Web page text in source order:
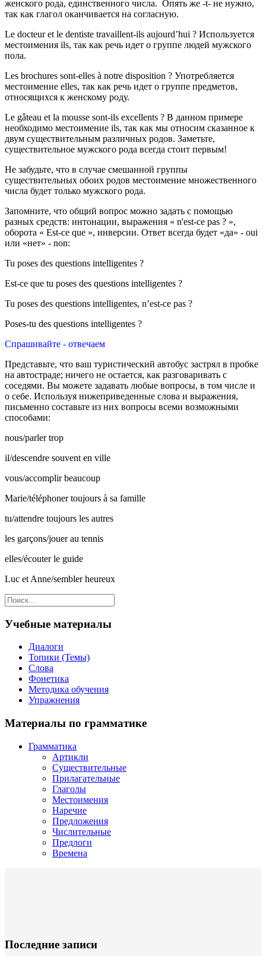
женского рода, единственного числа. Опять же -t- не нужно,
так как глагол оканчивается на согласную.
Le docteur et le dentiste travaillent-ils aujourd’hui ? Используется
местоимения ils, так как речь идет о группе людей мужского
пола.
Les brochures sont-elles à notre disposition ? Употребляется
местоимение elles, так как речь идет о группе предметов,
относящихся к женскому роду.
Le gâteau et la mousse sont-ils excellents ? В данном примере
необходимо местоимение ils, так как мы относим сказанное к
двум существительным различных родов. Заметьте,
существительное мужского рода всегда стоит первым!
Не забудьте, что в случае смешанной группы
существительных обоих ро­дов местоимение множественного
числа будет только мужского рода.
Запомните, что общий вопрос можно задать с помощью
разных средств: интонации, выражения « n'est-ce pas ? »,
оборота « Est-ce que », инверсии. Ответ всегда будет «да» - oui
или «нет» - non:
Tu poses des questions intelligentes ?
Est-ce que tu poses des questions intelligentes ?
Tu poses des questions intelligentes, n’est-ce pas ?
Poses-tu des questions intelligentes ?
Спрашивайте - отвечаем
Представьте, что ваш туристический автобус застрял в пробке
на автостраде; ничего не остается, как разговаривать с
соседями. Вы можете задавать любые вопросы, в том числе и
о себе. Используя нижеприведенные слова и выражения,
письменно составьте из них вопросы всеми возможными
способами:
nous/parler trop
il/descendre souvent en ville
vous/accomplir beaucoup
Marie/téléphoner toujours à sa famille
tu/attendre toujours les autres
les garçons/jouer au tennis
elles/écouter le guide
Luc et Anne/sembler heureux
Учебные материалы
Диалоги
Топики (Темы)
Слова
Фонетика
Методика обучения
Упражнения
Материалы по грамматике
Грамматика
Артикли
Существительные
Прилагательные
Глаголы
Местоимения
Наречие
Предложения
Числительные
Предлоги
Времена
Последние записи